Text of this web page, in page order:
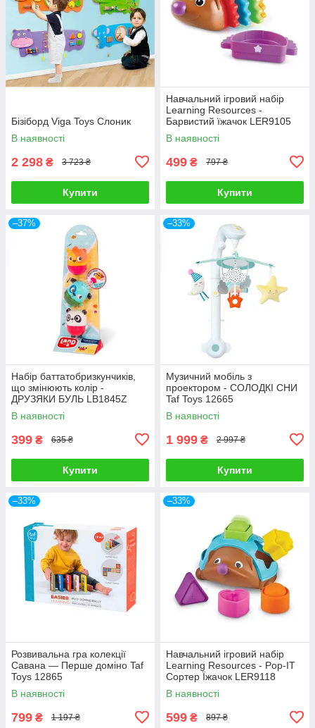
Бізіборд Viga Toys Слоник
В наявності
2 298 ₴ 3 723 ₴
Купити
Навчальний ігровий набір
Learning Resources -
Барвистий їжачок LER9105
В наявності
499 ₴ 797 ₴
Купити
–37%
Набір баттатобризкунчиків,
що змінюють колір -
ДРУЗЯКИ БУЛЬ LB1845Z
В наявності
399 ₴ 635 ₴
Купити
–33%
Музичний мобіль з
проектором - СОЛОДКІ СНИ
Taf Toys 12665
В наявності
1 999 ₴ 2 997 ₴
Купити
–33%
Розвивальна гра колекції
Савана — Перше доміно Taf
Toys 12865
В наявності
799 ₴ 1 197 ₴
–33%
Навчальний ігровий набір
Learning Resources - Pop-IT
Сортер Їжачок LER9118
В наявності
599 ₴ 897 ₴